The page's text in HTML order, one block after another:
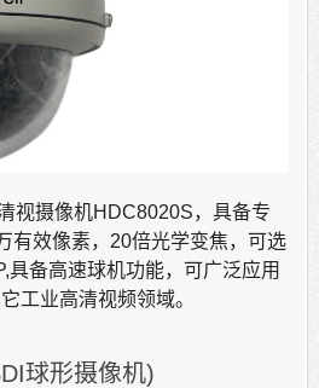
视摄像机HDC8020S，具备专
有效像素，20倍光学变焦，可选
具备高速球机功能，可广泛应用
工业高清视频领域。
球形摄像机)